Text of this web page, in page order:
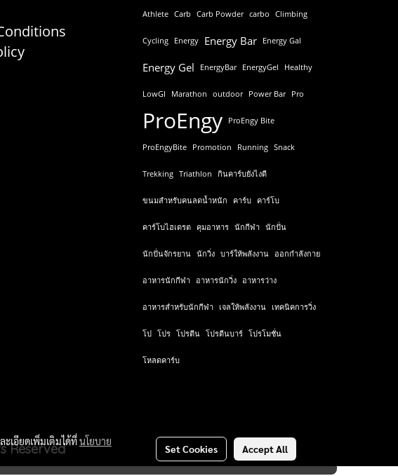
Athlete Carb Carb Powder carbo Climbing
Cycling Energy Energy Bar Energy Gal
Energy Gel EnergyBar EnergyGel Healthy
LowGI Marathon outdoor Power Bar Pro
ProEngy ProEngy Bite
ProEngyBite Promotion Running Snack
Trekking Triathlon กินคาร์บยังไงดี
ขนมสำหรับคนลดน้ำหนัก คาร์บ คาร์โบ
คาร์โบไฮเดรต คุมอาหาร นักกีฬา นักปั่น
นักปั่นจักรยาน นักวิ่ง บาร์ให้พลังงาน ออกกำลังกาย
อาหารนักกีฬา อาหารนักวิ่ง อาหารว่าง
อาหารสำหรับนักกีฬา เจลให้พลังงาน เทคนิคการวิ่ง
โป โปร โปรตีน โปรตีนบาร์ โปรโมชั่น
โหลดคาร์บ
Reserved
เอียดเพิ่มเติมได้ที่นโยบาย
Set Cookies Accept All